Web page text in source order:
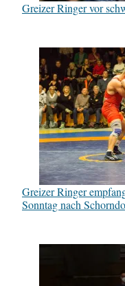
Greizer Ringer vor
Greizer Ringer
Sonntag nach